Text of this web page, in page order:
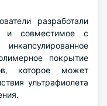
разработали
и совместимое с
покрытие
которое может
ультрафиолета